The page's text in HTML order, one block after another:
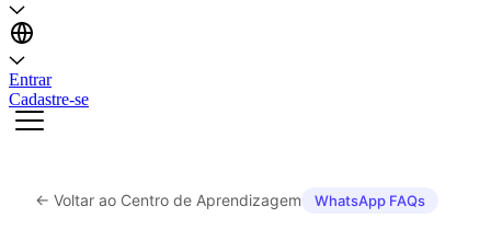
Entrar
Cadastre-se
← Voltar ao Centro de Aprendizagem WhatsApp FAQs